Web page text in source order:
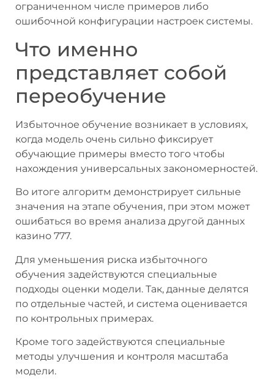
ограниченном числе примеров либо
ошибочной конфигурации настроек системы.
Что именно
представляет собой
переобучение
Избыточное обучение возникает в условиях,
когда модель очень сильно фиксирует
обучающие примеры вместо того чтобы
нахождения универсальных закономерностей.
Во итоге алгоритм демонстрирует сильные
значения на этапе обучения, при этом может
ошибаться во время анализа другой данных
казино 777.
Для уменьшения риска избыточного
обучения задействуются специальные
подходы оценки модели. Так, данные делятся
по отдельные частей, и система оценивается
по контрольных примерах.
Кроме того задействуются специальные
методы улучшения и контроля масштаба
модели.